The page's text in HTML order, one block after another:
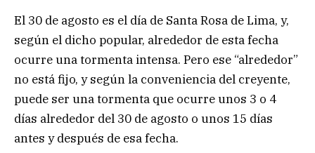
El 30 de agosto es el día de Santa Rosa de Lima, y,
según el dicho popular, alrededor de esta fecha
ocurre una tormenta intensa. Pero ese “alrededor”
no está fijo, y según la conveniencia del creyente,
puede ser una tormenta que ocurre unos 3 o 4
días alrededor del 30 de agosto o unos 15 días
antes y después de esa fecha.